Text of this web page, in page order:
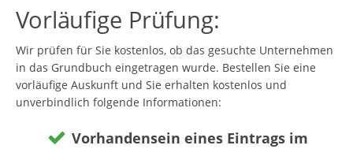
Vorläufige Prüfung:
Wir prüfen für Sie kostenlos, ob das gesuchte Unternehmen
in das Grundbuch eingetragen wurde. Bestellen Sie eine
vorläufige Auskunft und Sie erhalten kostenlos und
unverbindlich folgende Informationen:
Vorhandensein eines Eintrags im